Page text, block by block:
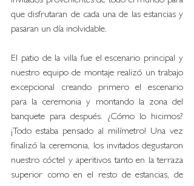
que disfrutaran de cada una de las estancias y
pasaran un día inolvidable.
El patio de la villa fue el escenario principal y
nuestro equipo de montaje realizó un trabajo
excepcional creando primero el escenario
para la ceremonia y montando la zona del
banquete para después. ¿Cómo lo hicimos?
¡Todo estaba pensado al milímetro! Una vez
finalizó la ceremonia, los invitados degustaron
nuestro cóctel y aperitivos tanto en la terraza
superior como en el resto de estancias, de